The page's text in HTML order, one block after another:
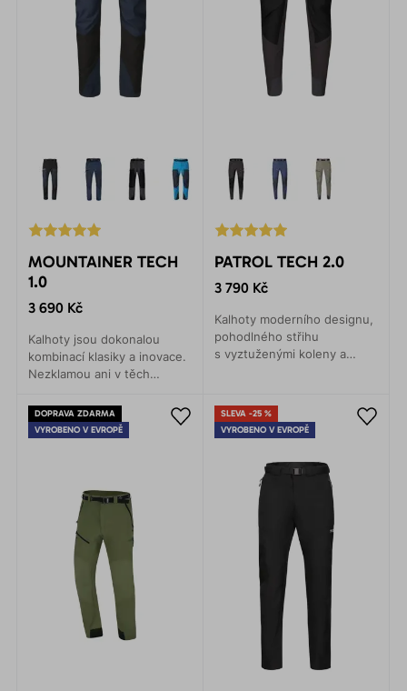
MOUNTAINER TECH
1.0
3 690 Kč
Kalhoty jsou dokonalou
kombinací klasiky a inovace.
Nezklamou ani v těch
podmínkách. Jsou
nástupcem legendárních
PATROL TECH 2.0
3 790 Kč
Kalhoty moderního designu,
pohodlného střihu
s vyztuženými koleny a
DOPRAVA ZDARMA
VYROBENO V EVROPĚ
SLEVA -25 %
VYROBENO V EVROPĚ